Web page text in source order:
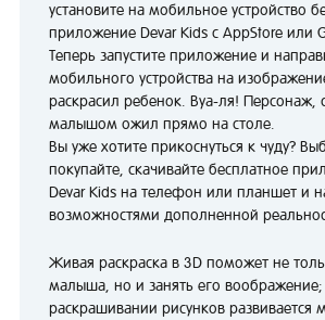
установите на мобильное устройство
приложение Devar Kids c AppStore или
Теперь запустите приложение и
мобильного устройства на
раскрасил ребенок. Вуа-ля! Персонаж,
малышом ожил прямо на столе.
Вы уже хотите прикоснуться к чуду?
покупайте, скачивайте бесплатное
Devar Kids на телефон или планшет и
возможностями дополненной
Живая раскраска в 3D поможет не
малыша, но и занять его
раскрашивании рисунков развивается